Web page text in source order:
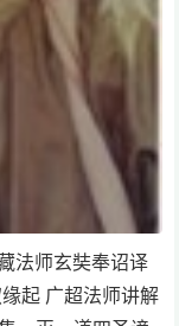
法师玄奘奉诏译
起 广超法师讲解